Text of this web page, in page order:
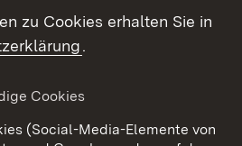
zu Cookies erhalten Sie in
.
Cookies
(Social-Media-Elemente von